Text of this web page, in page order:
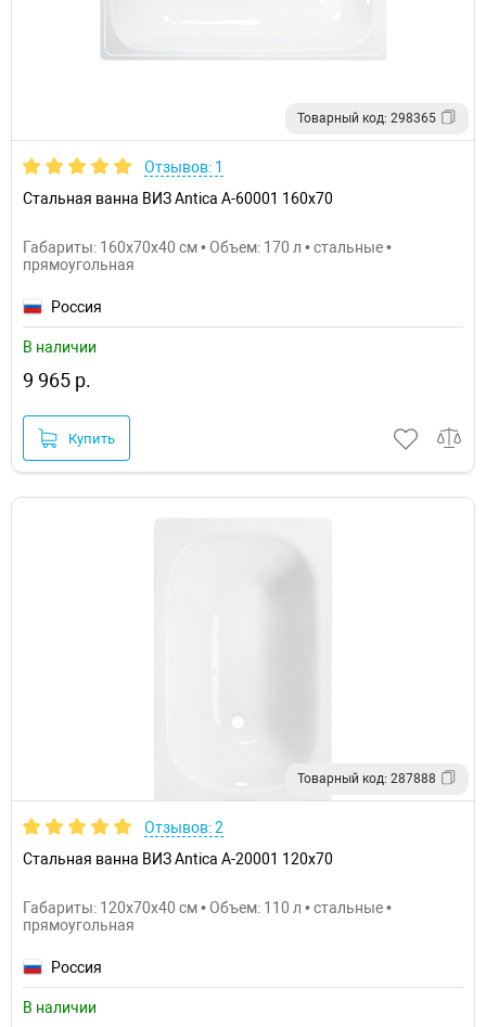
Товарный код: 298365
Отзывов: 1
Стальная ванна ВИЗ Antica A-60001 160х70
Габариты: 160x70x40 см • Объем: 170 л • стальные •
прямоугольная
Россия
В наличии
9 965 р.
Купить
Товарный код: 287888
Отзывов: 2
Стальная ванна ВИЗ Antica А-20001 120х70
Габариты: 120x70x40 см • Объем: 110 л • стальные •
прямоугольная
Россия
В наличии